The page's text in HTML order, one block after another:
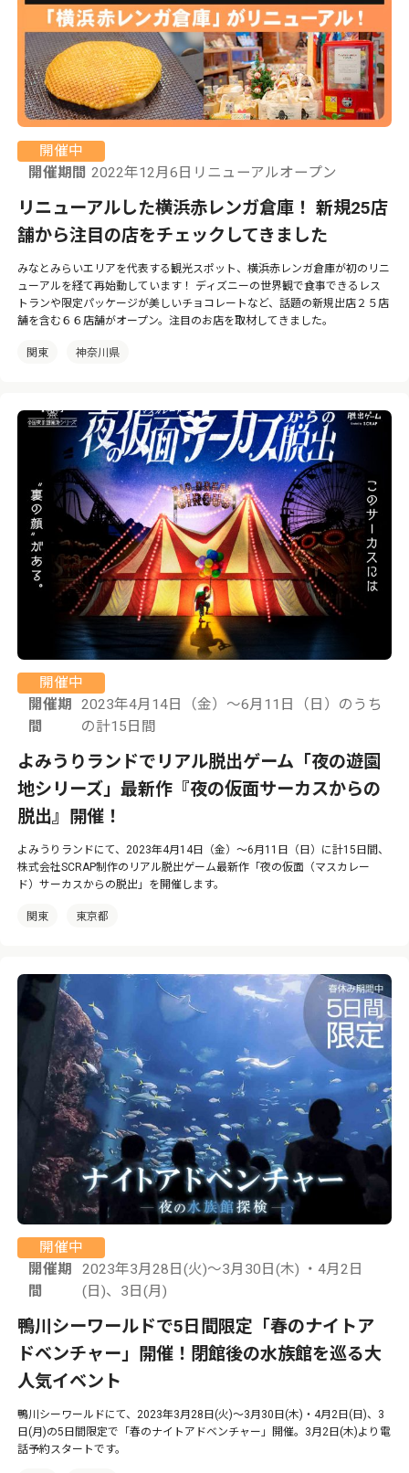
開催中
開催期間 2022年12月6日リニューアルオープン
リニューアルした横浜赤レンガ倉庫！ 新規25店
舗から注目の店をチェックしてきました
みなとみらいエリアを代表する観光スポット、横浜赤レンガ倉庫が初のリニ
ューアルを経て再始動しています！ ディズニーの世界観で食事できるレス
トランや限定パッケージが美しいチョコレートなど、話題の新規出店２５店
舗を含む６６店舗がオープン。注目のお店を取材してきました。
関東 神奈川県
開催中
開催期
間
2023年4月14日（金）～6月11日（日）のうち
の計15日間
よみうりランドでリアル脱出ゲーム「夜の遊園
地シリーズ」最新作『夜の仮面サーカスからの
脱出』開催！
よみうりランドにて、2023年4月14日（金）～6月11日（日）に計15日間、
株式会社SCRAP制作のリアル脱出ゲーム最新作「夜の仮面（マスカレー
ド）サーカスからの脱出」を開催します。
関東 東京都
開催中
開催期
間
2023年3月28日(火)～3月30日(木) ・4月2日
(日)、3日(月)
鴨川シーワールドで5日間限定「春のナイトア
ドベンチャー」開催！閉館後の水族館を巡る大
人気イベント
鴨川シーワールドにて、2023年3月28日(火)～3月30日(木)・4月2日(日)、3
日(月)の5日間限定で「春のナイトアドベンチャー」開催。3月2日(木)より電
話予約スタートです。